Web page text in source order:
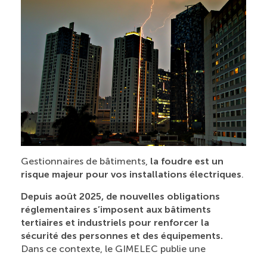
Gestionnaires de bâtiments, la foudre est un
risque majeur pour vos installations électriques.
Depuis août 2025, de nouvelles obligations
réglementaires s’imposent aux bâtiments
tertiaires et industriels pour renforcer la
sécurité des personnes et des équipements.
Dans ce contexte, le GIMELEC publie une